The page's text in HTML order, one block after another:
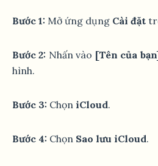
Bước 1: Mở ứng dụng Cài đặt
Bước 2: Nhấn vào [Tên của
hình.
Bước 3: Chọn iCloud.
Bước 4: Chọn Sao lưu iCloud.